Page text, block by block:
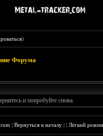
)
Форума
и попробуйте снова.
|Вернуться к началу ||Лёгкий